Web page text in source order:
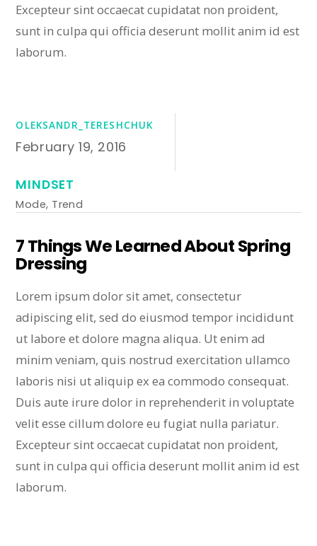
Excepteur sint occaecat cupidatat non proident,
sunt in culpa qui officia deserunt mollit anim id est
laborum.
OLEKSANDR_TERESHCHUK
February 19, 2016
MINDSET
Mode, Trend
7 Things We Learned About Spring
Dressing
Lorem ipsum dolor sit amet, consectetur
adipiscing elit, sed do eiusmod tempor incididunt
ut labore et dolore magna aliqua. Ut enim ad
minim veniam, quis nostrud exercitation ullamco
laboris nisi ut aliquip ex ea commodo consequat.
Duis aute irure dolor in reprehenderit in voluptate
velit esse cillum dolore eu fugiat nulla pariatur.
Excepteur sint occaecat cupidatat non proident,
sunt in culpa qui officia deserunt mollit anim id est
laborum.